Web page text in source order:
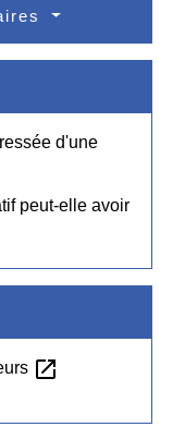
d'une
peut-elle avoir
open_in_new